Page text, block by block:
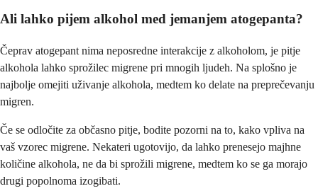
Ali lahko pijem alkohol med jemanjem atogepanta?
Čeprav atogepant nima neposredne interakcije z alkoholom, je pitje
alkohola lahko sprožilec migrene pri mnogih ljudeh. Na splošno je
najbolje omejiti uživanje alkohola, medtem ko delate na preprečevanju
migren.
Če se odločite za občasno pitje, bodite pozorni na to, kako vpliva na
vaš vzorec migrene. Nekateri ugotovijo, da lahko prenesejo majhne
količine alkohola, ne da bi sprožili migrene, medtem ko se ga morajo
drugi popolnoma izogibati.